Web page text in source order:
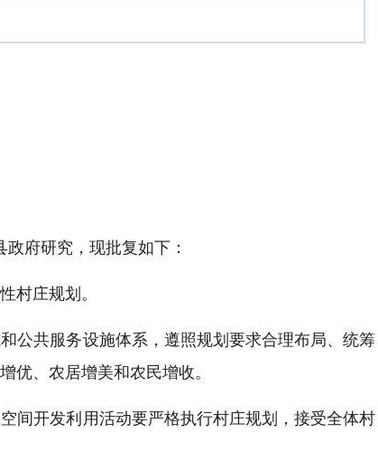
府研究，现批复如下：
村庄规划。
公共服务设施体系，遵照规划要求合理布局、统筹
优、农居增美和农民增收。
间开发利用活动要严格执行村庄规划，接受全体村